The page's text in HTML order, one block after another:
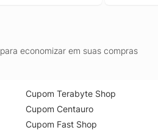
economizar em suas compras
Cupom Terabyte Shop
Cupom Centauro
Cupom Fast Shop